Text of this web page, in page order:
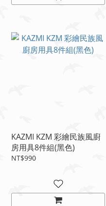
KAZMI KZM 彩繪民族風廚
房用具8件組(黑色)
NT$990